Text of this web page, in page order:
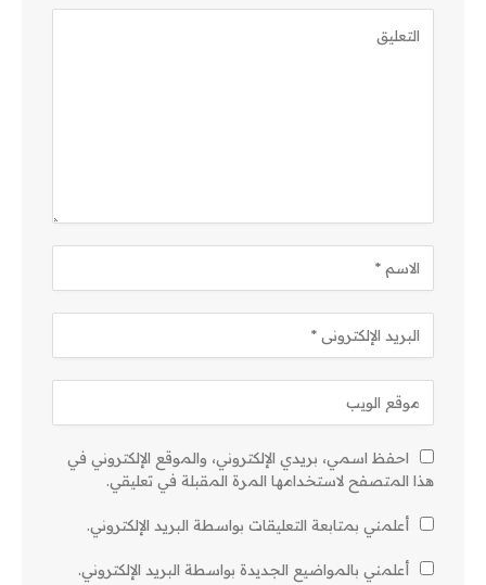
احفظ اسمي، بريدي الإلكتروني، والموقع الإلكتروني في
هذا المتصفح لاستخدامها المرة المقبلة في تعليقي.
أعلمني بمتابعة التعليقات بواسطة البريد الإلكتروني.
أعلمني بالمواضيع الجديدة بواسطة البريد الإلكتروني.